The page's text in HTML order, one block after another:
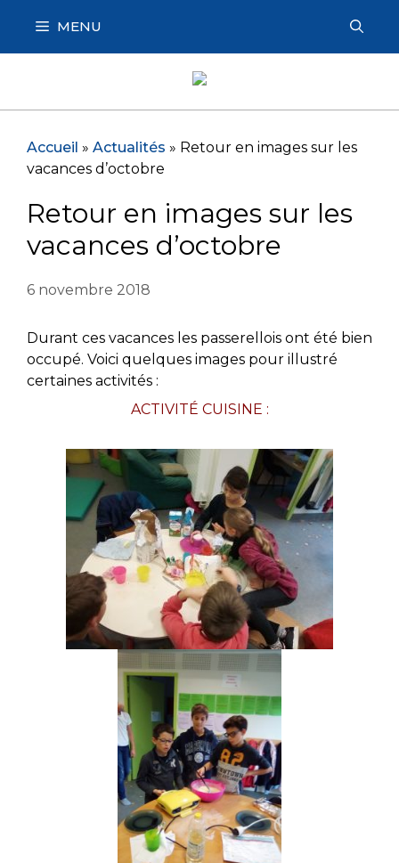
contenu
MENU
Accueil » Actualités » Retour en images sur les
vacances d’octobre
Retour en images sur les
vacances d’octobre
6 novembre 2018
Durant ces vacances les passerellois ont été bien
occupé. Voici quelques images pour illustré
certaines activités :
ACTIVITÉ CUISINE :